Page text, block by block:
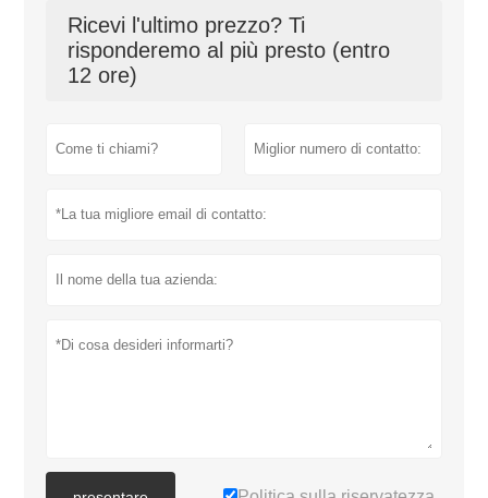
Ricevi l'ultimo prezzo? Ti
risponderemo al più presto (entro
12 ore)